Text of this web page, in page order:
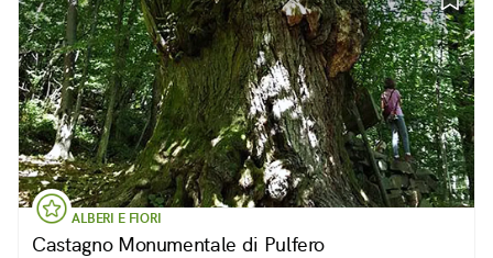
ALBERI E FIORI
Castagno Monumentale di Pulfero